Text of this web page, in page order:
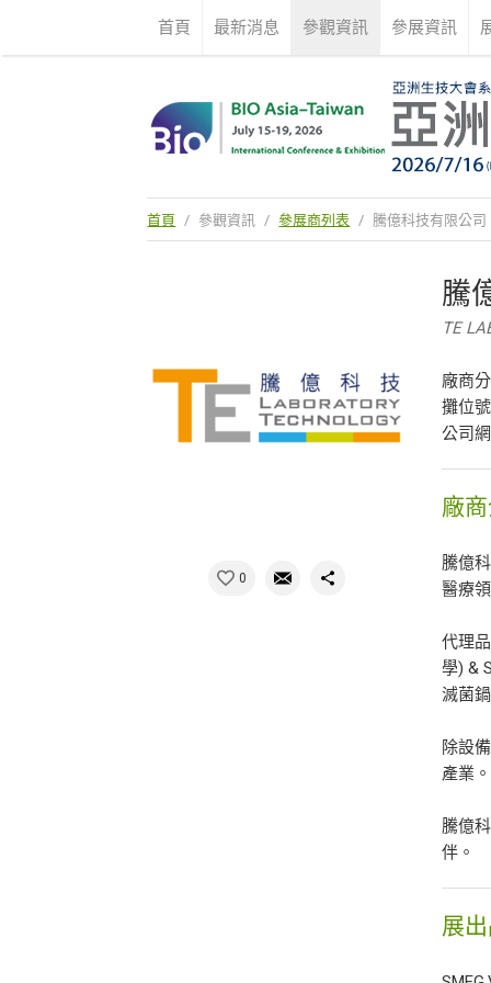
首頁 最新消息 參觀資訊 參展資訊
首頁 / 參觀資訊 / 參展商列表 / 騰億科技有限公司
0
騰
TE
廠商
攤位
公司
廠
騰億
醫療
代理
學) &
滅菌
除設
產業。
騰億
伴。
展